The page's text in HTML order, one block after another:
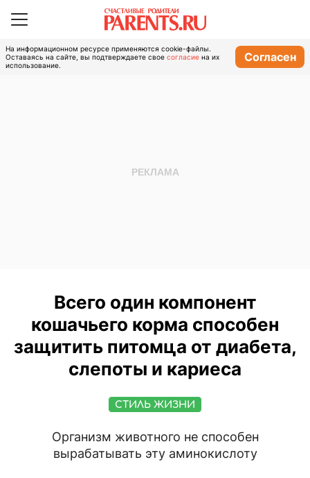
На информационном ресурсе применяются cookie-файлы.
Оставаясь на сайте, вы подтверждаете свое согласие на их
использование.
Согласен
Всего один компонент
кошачьего корма способен
защитить питомца от диабета,
слепоты и кариеса
СТИЛЬ ЖИЗНИ
Организм животного не способен
вырабатывать эту аминокислоту